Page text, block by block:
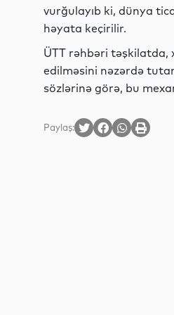
vurğulayıb ki, dünya
həyata keçirilir.
ÜTT rəhbəri təşkilatda,
edilməsini nəzərdə
sözlərinə görə, bu
Paylaş: